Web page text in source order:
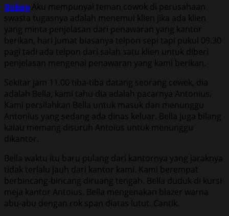
Bokep Aku mempunyai teman cowok di perusahaan
swasta tugasnya adalah menemui klien jika ada klien
yang minta penjelasan dari penawaran yang kantor
berikan, hari Jumat biasanya telpon sepi tapi pukul 09.30
pagi tadi ada telpon dari salah satu klien untuk diberi
penjelasan mengenai penawaran yang kami berikan.
Sekitar jam 11.00 tiba-tiba datang seorang cewek, dia
adalah Bella, kami tahu dia adalah pacarnya Antonius.
Kami persilahkan Bella untuk masuk dan menunggu
Antonius yang sedang ada dinas keluar. Bella juga bilang
kalau memang disuruh Antoius untuk menunggu
dikantor.
Bella waktu itu baru pulang dari kantornya yang jaraknya
tidak terlalu jauh dari kantor kami. Kami berempat
berbincang-bincang diruang tengah. Bella duduk di kursi
meja kantor Antoius. Bella mengenakan blazer warna
abu-abu dengan rok span diatas lutut. Cantik.